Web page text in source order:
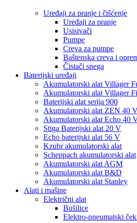
Uređaji za pranje i čišćenje
Uređaji za pranje
Usisivači
Pumpe
Creva za pumpe
Baštenska creva i
Čistači snega
Baterijski uređaji
Akumulatorski alat Villager
Akumulatorski alat Villager
Baterijski alat serija 900
Akumulatorski alat ZEN 40
Akumulatorski alat Echo 40
Stiga Baterijski alat 20 V
Echo baterijski alat 56 V
Kzubr akumulatorski alat
Scheppach akumulatorski alat
Akumulatorski alat AGM
Akumulatorski alat B&D
Akumulatorski alat Stanley
Alati i mašine
Električni alat
Bušilice
Elektro-pneumatski